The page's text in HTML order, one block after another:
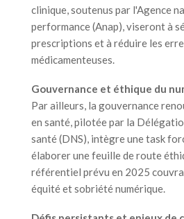
clinique, soutenus par l'Agence
performance (Anap), viseront à
prescriptions et à réduire les
médicamenteuses.
Gouvernance et éthique du
Par ailleurs, la gouvernance
en santé, pilotée par la
santé (DNS), intègre une task
élaborer une feuille de route
référentiel prévu en 2025
équité et sobriété numérique.